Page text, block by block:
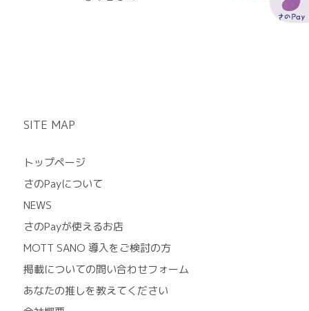
SITE MAP
トップページ
さのPayについて
NEWS
さのPayが使えるお店
MOTT SANO 導入をご検討の方
掲載についての問い合わせフォーム
あなたの推しを教えてください